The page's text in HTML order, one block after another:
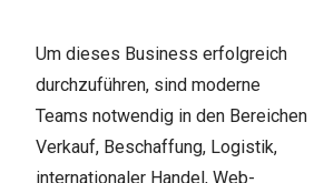
Um dieses Business erfolgreich
durchzuführen, sind moderne
Teams notwendig in den Bereichen
Verkauf, Beschaffung, Logistik,
internationaler Handel, Web-